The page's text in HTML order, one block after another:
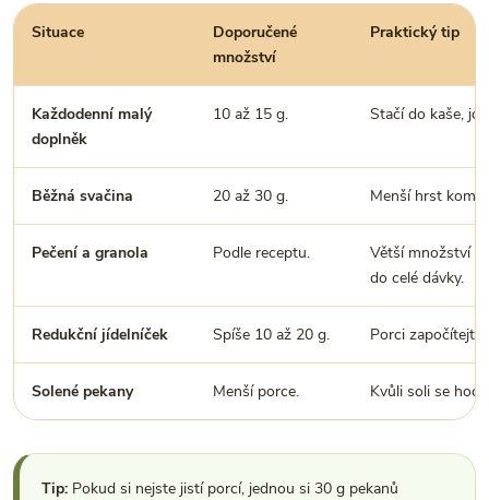
Situace
Doporučené
množství
Praktický tip
Každodenní malý
doplněk
10 až 15 g. Stačí do kaše,
Běžná svačina 20 až 30 g. Menší hrst
Pečení a granola Podle receptu.
Větší množství
do celé dávky.
Redukční jídelníček Spíše 10 až 20 g. Porci započítejte
Solené pekany Menší porce. Kvůli soli se
Tip: Pokud si nejste jistí porcí, jednou si 30 g pekanů